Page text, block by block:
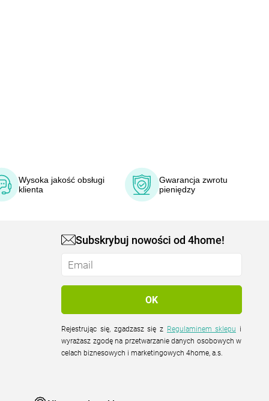
Wysoka jakość obsługi
klienta
Gwarancja zwrotu
pieniędzy
Subskrybuj nowości od 4home!
Rejestrując się, zgadzasz się z Regulaminem sklepu
wyrażasz zgodę na przetwarzanie danych osobowych w
celach biznesowych i marketingowych 4home, a.s.